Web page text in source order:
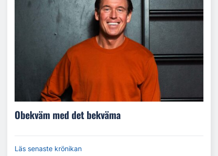
Obekväm med det bekväma
Läs senaste krönikan